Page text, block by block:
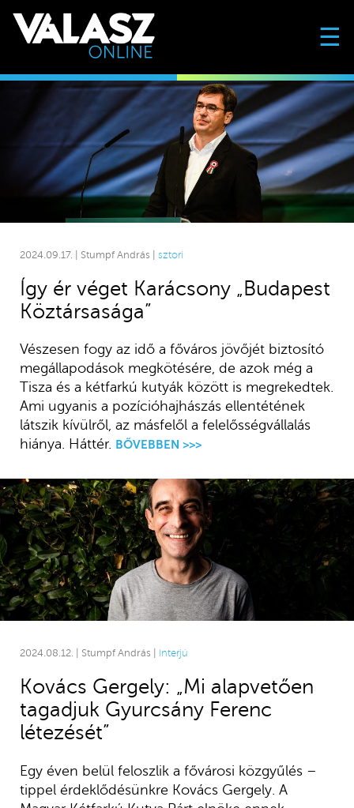
☰
2024.09.17. | Stumpf András | sztori
Így ér véget Karácsony „Budapest
Köztársasága”
Vészesen fogy az idő a főváros jövőjét biztosító
megállapodások megkötésére, de azok még a
Tisza és a kétfarkú kutyák között is megrekedtek.
Ami ugyanis a pozícióhajhászás ellentétének
látszik kívülről, az másfelől a felelősségvállalás
hiánya. Háttér. BŐVEBBEN >>>
2024.08.12. | Stumpf András | Interjú
Kovács Gergely: „Mi alapvetően
tagadjuk Gyurcsány Ferenc
létezését”
Egy éven belül feloszlik a fővárosi közgyűlés –
tippel érdeklődésünkre Kovács Gergely. A